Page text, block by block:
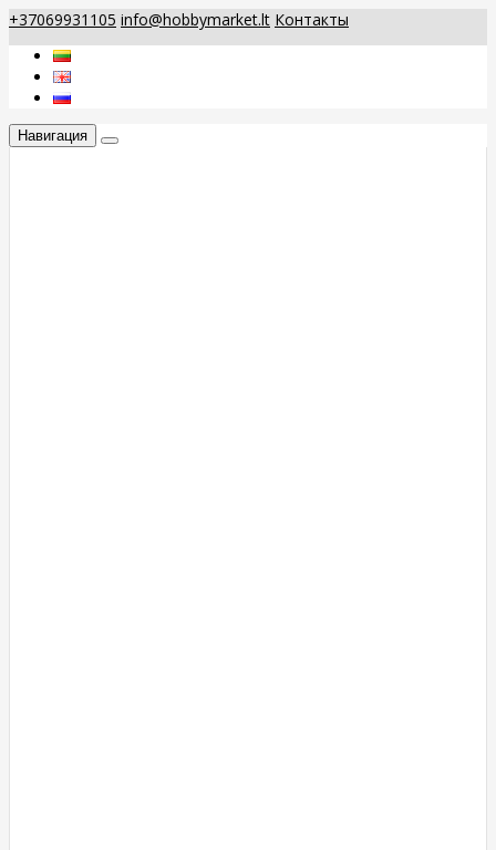
+37069931105 info@hobbymarket.lt Контакты
Навигация